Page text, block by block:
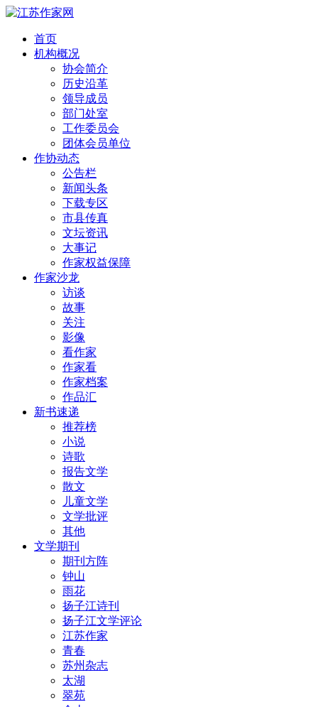
首页
机构概况
协会简介
历史沿革
领导成员
部门处室
工作委员会
团体会员单位
作协动态
公告栏
新闻头条
下载专区
市县传真
文坛资讯
大事记
作家权益保障
作家沙龙
访谈
故事
关注
影像
看作家
作家看
作家档案
作品汇
新书速递
推荐榜
小说
诗歌
报告文学
散文
儿童文学
文学批评
其他
文学期刊
期刊方阵
钟山
雨花
扬子江诗刊
扬子江文学评论
江苏作家
青春
苏州杂志
太湖
翠苑